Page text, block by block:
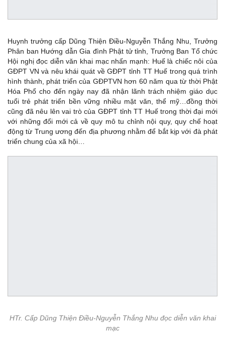
Huynh trưởng cấp Dũng Thiện Điều-Nguyễn Thắng Nhu, Trưởng
Phân ban Hướng dẫn Gia đình Phật tử tỉnh, Trưởng Ban Tổ chức
Hội nghị đọc diễn văn khai mạc nhấn mạnh: Huế là chiếc nôi của
GĐPT VN và nêu khái quát về GĐPT tỉnh TT Huế trong quá trình
hình thành, phát triển của GĐPTVN hơn 60 năm qua từ thời Phật
Hóa Phổ cho đến ngày nay đã nhận lãnh trách nhiệm giáo dục
tuổi trẻ phát triển bền vững nhiều mặt văn, thể mỹ…đồng thời
cũng đã nêu lên vai trò của GĐPT tỉnh TT Huế trong thời đại mới
với những đổi mới cả về quy mô tu chỉnh nội quy, quy chế hoạt
động từ Trung ương đến địa phương nhằm để bắt kịp với đà phát
triển chung của xã hội…
HTr. Cấp Dũng Thiện Điều-Nguyễn Thắng Nhu đọc diễn văn khai
mạc